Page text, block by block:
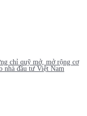
chỉ quỹ mở, mở rộng cơ
nhà đầu tư Việt Nam